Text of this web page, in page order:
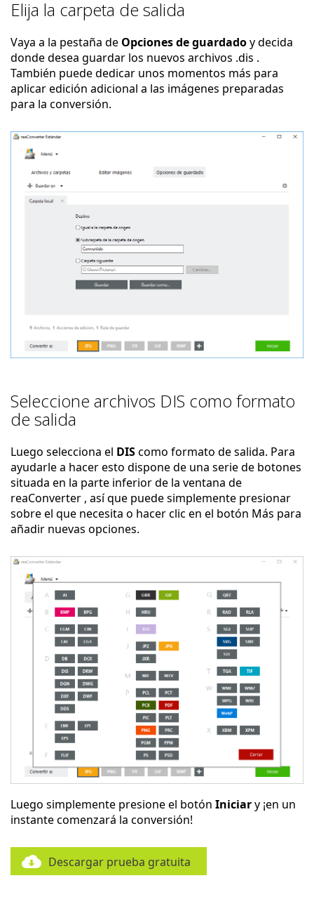
Elija la carpeta de salida
Vaya a la pestaña de Opciones de guardadoy decida
donde desea guardar los nuevos archivos .dis .
También puede dedicar unos momentos más para
aplicar edición adicional a las imágenes preparadas
para la conversión.
Seleccione archivos DIS como formato
de salida
Luego selecciona el DIScomo formato de salida. Para
ayudarle a hacer esto dispone de una serie de botones
situada en la parte inferior de la ventana de
reaConverter , así que puede simplemente presionar
sobre el que necesita o hacer clic en el botón Más para
añadir nuevas opciones.
Luego simplemente presione el botón Iniciary ¡en un
instante comenzará la conversión!
Descargar prueba gratuita